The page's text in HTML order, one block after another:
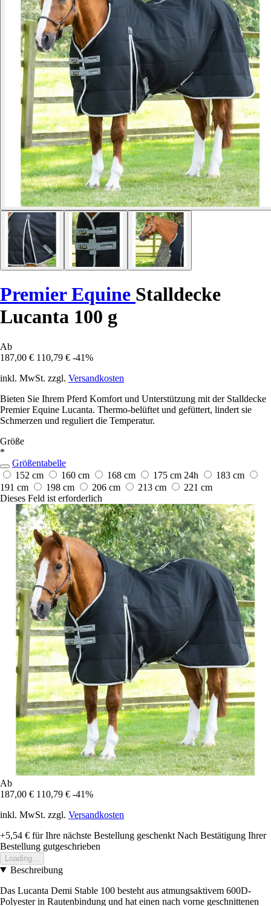
Premier Equine Stalldecke
Lucanta 100 g
Ab
187,00 € 110,79 € -41%
inkl. MwSt. zzgl. Versandkosten
Bieten Sie Ihrem Pferd Komfort und Unterstützung mit der Stalldecke
Premier Equine Lucanta. Thermo-belüftet und gefüttert, lindert sie
Schmerzen und reguliert die Temperatur.
Größe
*
Größentabelle
152 cm
160 cm 168 cm 175 cm 24h
183 cm
191 cm
198 cm 206 cm 213 cm
221 cm
Dieses Feld ist erforderlich
Ab
187,00 € 110,79 € -41%
inkl. MwSt. zzgl. Versandkosten
+5,54 € für Ihre nächste Bestellung geschenkt Nach Bestätigung Ihrer
Bestellung gutgeschrieben
Loading...
Beschreibung
Das Lucanta Demi Stable 100 besteht aus atmungsaktivem 600D-
Polyester in Rautenbindung und hat einen nach vorne geschnittenen